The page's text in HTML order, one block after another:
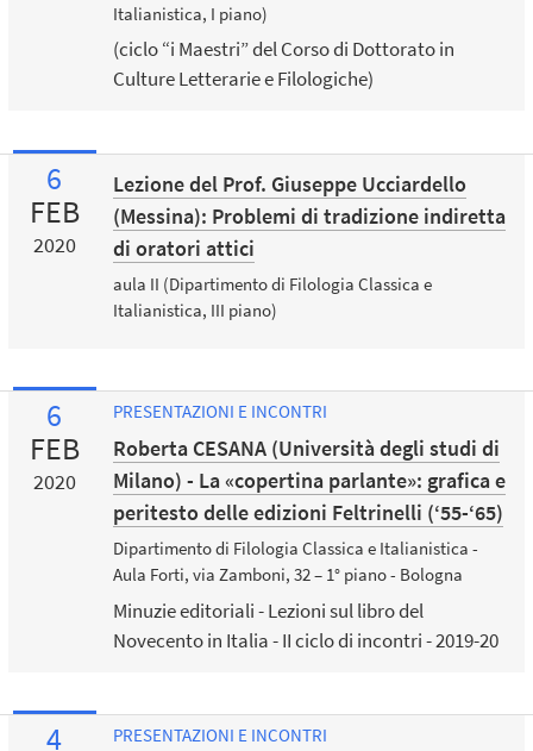
Italianistica, I piano)
(ciclo “i Maestri” del Corso di Dottorato in
Culture Letterarie e Filologiche)
6
FEB
2020
Lezione del Prof. Giuseppe Ucciardello
(Messina): Problemi di tradizione indiretta
di oratori attici
aula II (Dipartimento di Filologia Classica e
Italianistica, III piano)
6
FEB
2020
PRESENTAZIONI E INCONTRI
Roberta CESANA (Università degli studi di
Milano) - La «copertina parlante»: grafica e
peritesto delle edizioni Feltrinelli (‘55-‘65)
Dipartimento di Filologia Classica e Italianistica -
Aula Forti, via Zamboni, 32 – 1° piano - Bologna
Minuzie editoriali - Lezioni sul libro del
Novecento in Italia - II ciclo di incontri - 2019-20
4
PRESENTAZIONI E INCONTRI